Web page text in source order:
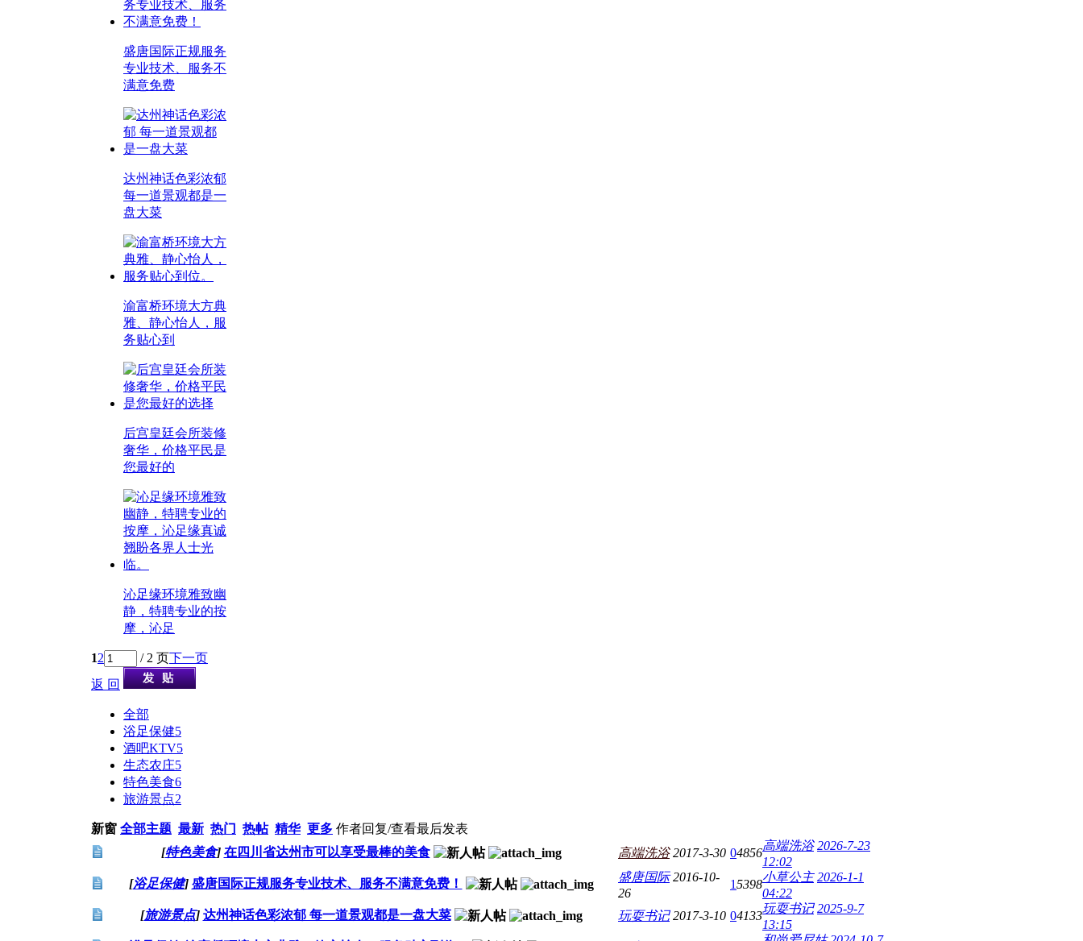
盛唐国际正规服务
专业技术、服务不
满意免费
达州神话色彩浓郁
每一道景观都是一
盘大菜
渝富桥环境大方典
雅、静心怡人，服
务贴心到
后宫皇廷会所装修
奢华，价格平民是
您最好的
沁足缘环境雅致幽
静，特聘专业的按
摩，沁足
12 / 2 页下一页
返 回
全部
浴足保健5
酒吧KTV5
生态农庄5
特色美食6
旅游景点2
新窗 全部主题 最新 热门 热帖 精华 更多 作者回复/查看最后发表
[特色美食] 在四川省达州市可以享受最棒的美食 高端洗浴 2017-3-30 04856
高端洗浴 2026-7-23
12:02
[浴足保健] 盛唐国际正规服务专业技术、服务不满意免费！ 盛唐国际 2016-10-
26
15398
小草公主 2026-1-1
04:22
[旅游景点] 达州神话色彩浓郁 每一道景观都是一盘大菜 玩耍书记 2017-3-10 04133
玩耍书记 2025-9-7
13:15